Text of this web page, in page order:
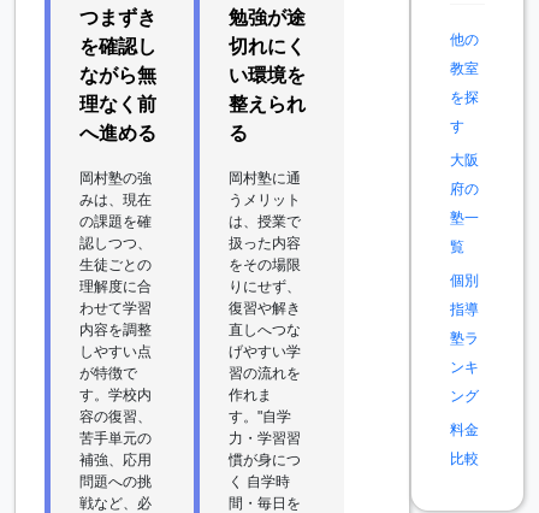
つまずき
を確認し
ながら無
理なく前
へ進める
岡村塾の強
みは、現在
の課題を確
認しつつ、
生徒ごとの
理解度に合
わせて学習
内容を調整
しやすい点
が特徴で
す。学校内
容の復習、
苦手単元の
補強、応用
問題への挑
戦など、必
勉強が途
切れにく
い環境を
整えられ
る
岡村塾に通
うメリット
は、授業で
扱った内容
をその場限
りにせず、
復習や解き
直しへつな
げやすい学
習の流れを
作れま
す。"自学
力・学習習
慣が身につ
く 自学時
間・毎日を
他の
教室
を探
す
大阪
府の
塾一
覧
個別
指導
塾ラ
ンキ
ング
料金
比較